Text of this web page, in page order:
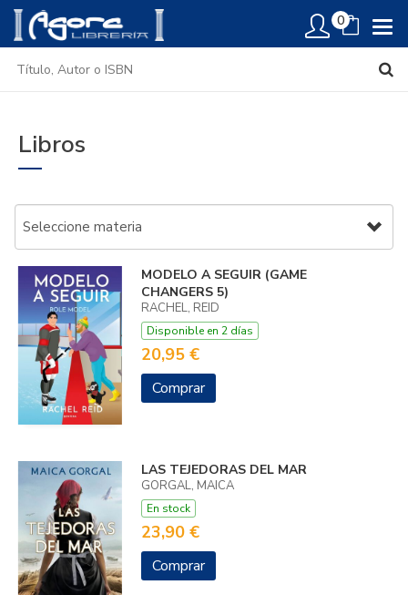
0
Libros
MODELO A SEGUIR (GAME
CHANGERS 5)
RACHEL, REID
Disponible en 2 días
20,95 €
Comprar
LAS TEJEDORAS DEL MAR
GORGAL, MAICA
En stock
23,90 €
Comprar